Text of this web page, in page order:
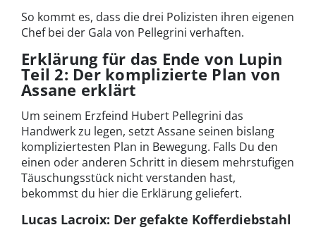
So kommt es, dass die drei Polizisten ihren eigenen
Chef bei der Gala von Pellegrini verhaften.
Erklärung für das Ende von Lupin
Teil 2: Der komplizierte Plan von
Assane erklärt
Um seinem Erzfeind Hubert Pellegrini das
Handwerk zu legen, setzt Assane seinen bislang
kompliziertesten Plan in Bewegung. Falls Du den
einen oder anderen Schritt in diesem mehrstufigen
Täuschungsstück nicht verstanden hast,
bekommst du hier die Erklärung geliefert.
Lucas Lacroix: Der gefakte Kofferdiebstahl